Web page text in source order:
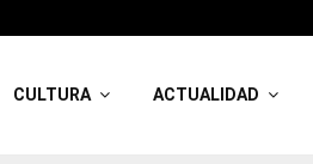
CULTURA ACTUALIDAD